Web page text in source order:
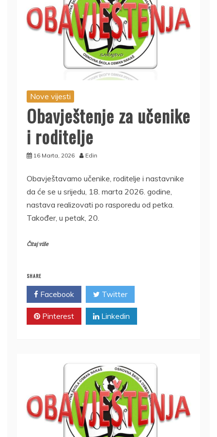
Nove vijesti
Obavještenje za učenike
i roditelje
16 Marta, 2026 Edin
Obavještavamo učenike, roditelje i nastavnike
da će se u srijedu, 18. marta 2026. godine,
nastava realizovati po rasporedu od petka.
Također, u petak, 20.
Čitaj više
SHARE
Facebook Twitter
Pinterest Linkedin